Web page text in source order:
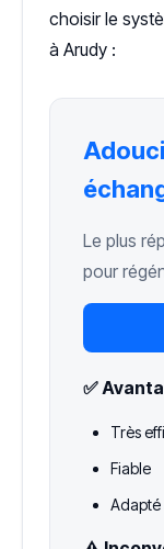
choisir le
à Arudy :
Le plus
pour
✅
Très
Fiable
Adapté